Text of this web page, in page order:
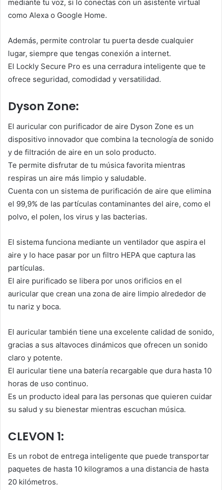
mediante tu voz, si lo conectas con un asistente virtual
como Alexa o Google Home.
Además, permite controlar tu puerta desde cualquier
lugar, siempre que tengas conexión a internet.
El Lockly Secure Pro es una cerradura inteligente que te
ofrece seguridad, comodidad y versatilidad.
Dyson Zone:
El auricular con purificador de aire Dyson Zone es un
dispositivo innovador que combina la tecnología de sonido
y de filtración de aire en un solo producto.
Te permite disfrutar de tu música favorita mientras
respiras un aire más limpio y saludable.
Cuenta con un sistema de purificación de aire que elimina
el 99,9% de las partículas contaminantes del aire, como el
polvo, el polen, los virus y las bacterias.
El sistema funciona mediante un ventilador que aspira el
aire y lo hace pasar por un filtro HEPA que captura las
partículas.
El aire purificado se libera por unos orificios en el
auricular que crean una zona de aire limpio alrededor de
tu nariz y boca.
El auricular también tiene una excelente calidad de sonido,
gracias a sus altavoces dinámicos que ofrecen un sonido
claro y potente.
El auricular tiene una batería recargable que dura hasta 10
horas de uso continuo.
Es un producto ideal para las personas que quieren cuidar
su salud y su bienestar mientras escuchan música.
CLEVON 1:
Es un robot de entrega inteligente que puede transportar
paquetes de hasta 10 kilogramos a una distancia de hasta
20 kilómetros.